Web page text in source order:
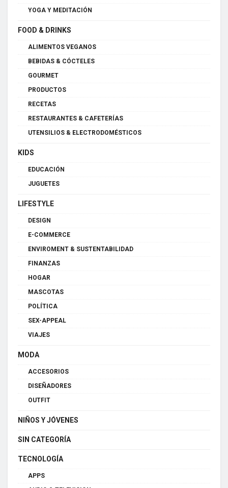
YOGA Y MEDITACIÓN
FOOD & DRINKS
ALIMENTOS VEGANOS
BEBIDAS & CÓCTELES
GOURMET
PRODUCTOS
RECETAS
RESTAURANTES & CAFETERÍAS
UTENSILIOS & ELECTRODOMÉSTICOS
KIDS
EDUCACIÓN
JUGUETES
LIFESTYLE
DESIGN
E-COMMERCE
ENVIROMENT & SUSTENTABILIDAD
FINANZAS
HOGAR
MASCOTAS
POLÍTICA
SEX-APPEAL
VIAJES
MODA
ACCESORIOS
DISEÑADORES
OUTFIT
NIÑOS Y JÓVENES
SIN CATEGORÍA
TECNOLOGÍA
APPS